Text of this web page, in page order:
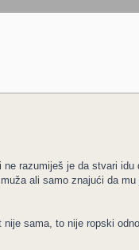
razumiješ je da stvari idu
ali samo znajući da mu
sama, to nije ropski